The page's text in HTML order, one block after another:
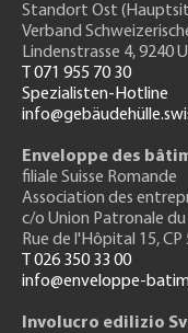
Standort Ost
Verband
Lindenstrasse 4, 9240
T 071 955 70 30
Spezialisten-Hotline
Enveloppe des
filiale Suisse Romande
Association des
c/o Union Patronale
Rue de l'Hôpital 15,
T 026 350 33 00
info@enveloppe-
Involucro edilizio